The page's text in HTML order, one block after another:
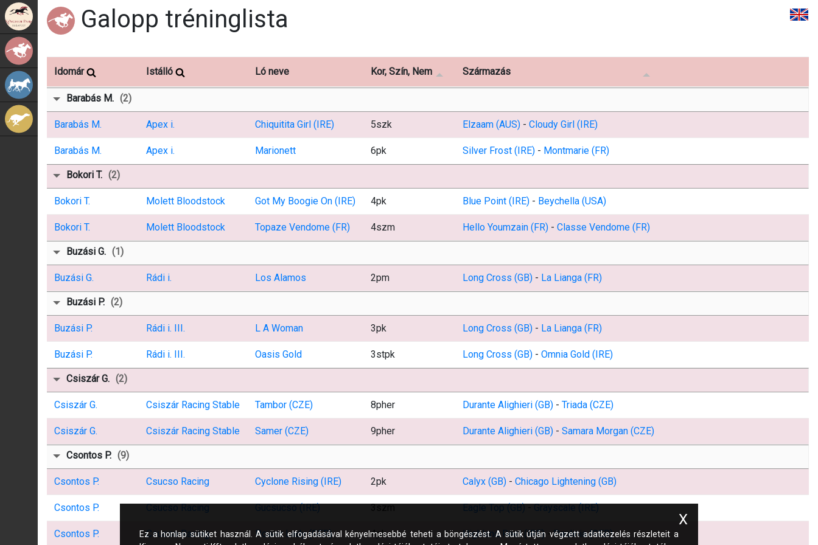
Kincsem Park
Ügető
Agár
Galopp tréninglista
Idomár Istálló Ló neve Kor, Szín, Nem Származás
Barabás M. (2)
Barabás M. Apex i. Chiquitita Girl (IRE) 5szk Elzaam (AUS) - Cloudy Girl (IRE)
Barabás M. Apex i. Marionett 6pk Silver Frost (IRE) - Montmarie (FR)
Bokori T. (2)
Bokori T. Molett Bloodstock Got My Boogie On (IRE) 4pk Blue Point (IRE) - Beychella (USA)
Bokori T. Molett Bloodstock Topaze Vendome (FR) 4szm Hello Youmzain (FR) - Classe Vendome (FR)
Buzási G. (1)
Buzási G. Rádi i. Los Alamos 2pm Long Cross (GB) - La Lianga (FR)
Buzási P. (2)
Buzási P. Rádi i. III. L A Woman 3pk Long Cross (GB) - La Lianga (FR)
Buzási P. Rádi i. III. Oasis Gold 3stpk Long Cross (GB) - Omnia Gold (IRE)
Csiszár G. (2)
Csiszár G. Csiszár Racing Stable Tambor (CZE) 8pher Durante Alighieri (GB) - Triada (CZE)
Csiszár G. Csiszár Racing Stable Samer (CZE) 9pher Durante Alighieri (GB) - Samara Morgan (CZE)
Csontos P. (9)
Csontos P. Csucso Racing Cyclone Rising (IRE) 2pk Calyx (GB) - Chicago Lightening (GB)
Csontos P. Csucso Racing Gucsucso (IRE) Eagle Top (GB) Grayscale (IRE)
Csontos P. Csucso Racing Power Lady (GER) 4pk Highland Reel (IRE)-Paulinia (GER)
Ez a honlap sütiket használ. A sütik elfogadásával kényelmesebbé teheti a böngészést. A sütik útján végzett adatkezelés részleteit a
X